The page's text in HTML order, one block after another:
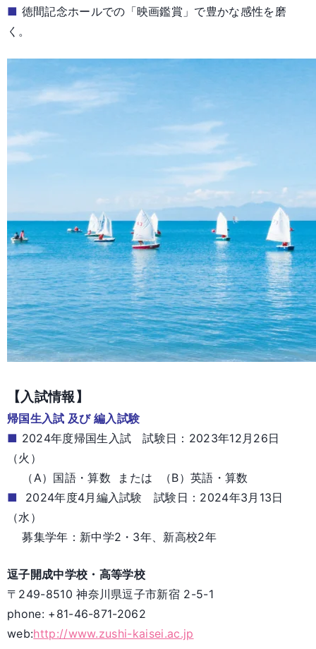
■ 徳間記念ホールでの「映画鑑賞」で豊かな感性を磨
く。
【入試情報】
帰国生入試 及び 編入試験
■ 2024年度帰国生入試 試験日：2023年12月26日
（火）
（A）国語・算数 または （B）英語・算数
■
2024年度4月編入試験 試験日：2024年3月13日
（水）
募集学年：新中学2・3年、新高校2年
逗子開成中学校・高等学校
〒249-8510 神奈川県逗子市新宿 2-5-1
phone: +81-46-871-2062
web:http://www.zushi-kaisei.ac.jp